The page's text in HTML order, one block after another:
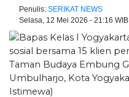
Penulis: SERIKAT NEWS
Selasa, 12 Mei 2026 - 21:16 WIB